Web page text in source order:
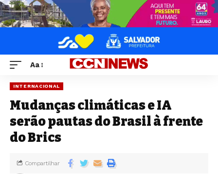
Aa
INTERNACIONAL
Mudanças climáticas e IA
serão pautas do Brasil à frente
do Brics
Compartilhar